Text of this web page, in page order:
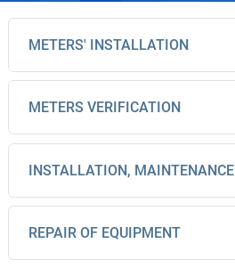
METERS' INSTALLATION
METERS VERIFICATION
INSTALLATION, MAINTENANCE
REPAIR OF EQUIPMENT